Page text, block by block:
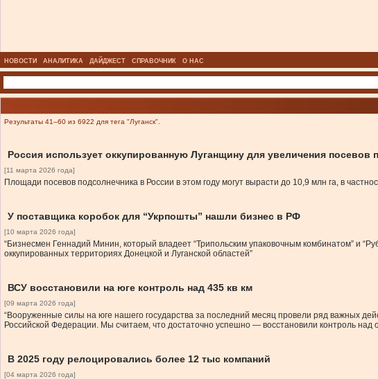
НОВОСТИ АНАЛИТИКА ДАЙДЖЕСТ СПРАВОЧНИК О НАС
Результаты 41–60 из 6922 для тега "Луганск".
Россия использует оккупированную Луганщину для увеличения посевов
[11 марта 2026 года]
Площади посевов подсолнечника в России в этом году могут вырасти до 10,9 млн га, в
У поставщика коробок для “Укрпошты” нашли бизнес в РФ
[10 марта 2026 года]
“Бизнесмен Геннадий Минин, который владеет “Трипольским упаковочным комбинатом” и
оккупированных территориях Донецкой и Луганской областей”
ВСУ восстановили на юге контроль над 435 кв км
[09 марта 2026 года]
“Вооруженные силы на юге нашего государства за последний месяц провели ряд важных
Российской Федерации. Мы считаем, что достаточно успешно — восстановили контроль над
В 2025 году релоцировались более 12 тыс компаний
[04 марта 2026 года]